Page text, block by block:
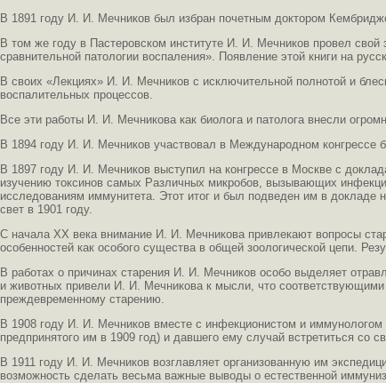
В 1891 году И. И. Мечников был избран почетным доктором
В том же году в Пастеровском институте И. И. Мечников провел
сравнительной патологии воспаления». Появление этой книги на
В своих «Лекциях» И. И. Мечников с исключительной полнотой и
воспалительных процессов.
Все эти работы И. И. Мечникова как биолога и патолога внесли
В 1894 году И. И. Мечников участвовал в Международном конгрессе
В 1897 году И. И. Мечников выступил на конгрессе в Москве с
изучению токсинов самых Различных микробов, вызывающих
исследованиям иммунитета. Этот итог и был подведен им в
свет в 1901 году.
С начала XX века внимание И. И. Мечникова привлекают вопросы
особенностей как особого существа в общей зоологической цепи.
В работах о причинах старения И. И. Мечников особо выделяет
и животных привели И. И. Мечникова к мысли, что
преждевременному старению.
В 1908 году И. И. Мечников вместе с инфекционистом и
предпринятого им в 1909 год) и давшего ему случай встретиться
В 1911 году И. И. Мечников возглавляет организованную им
возможность сделать весьма важные выводы о естественной